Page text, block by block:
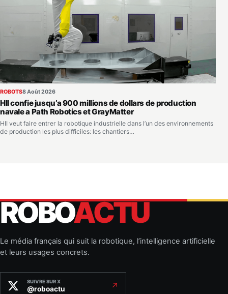
ROBOTS8 Août 2026
HII confie jusqu’a 900 millions de dollars de production
navale a Path Robotics et GrayMatter
HII veut faire entrer la robotique industrielle dans l’un des environnements
de production les plus difficiles: les chantiers…
ROBOACTU
Le média français qui suit la robotique, l’intelligence artificielle
et leurs usages concrets.
SUIVRE SUR X
@roboactu ↗